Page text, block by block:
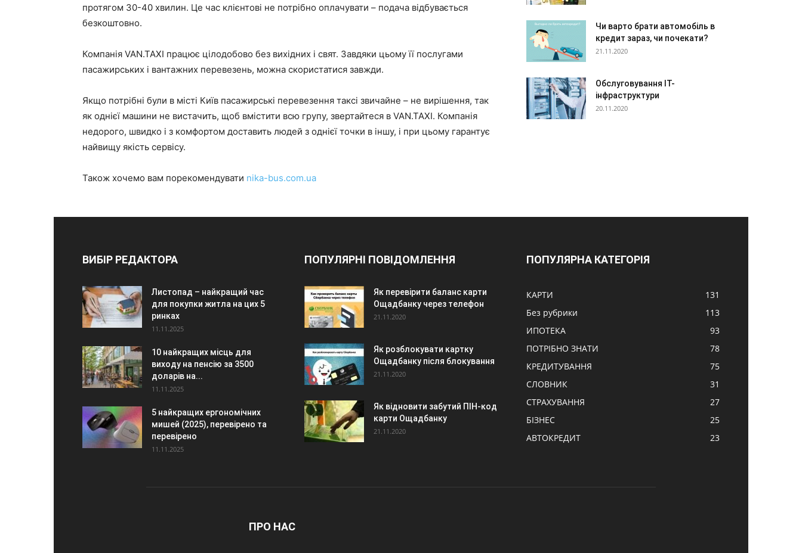
протягом 30-40 хвилин. Це час клієнтові не потрібно оплачувати – подача відбувається
безкоштовно.
Компанія VAN.TAXI працює цілодобово без вихідних і свят. Завдяки цьому її послугами
пасажирських і вантажних перевезень, можна скористатися завжди.
Якщо потрібні були в місті Київ пасажирські перевезення таксі звичайне – не вирішення, так
як однієї машини не вистачить, щоб вмістити всю групу, звертайтеся в VAN.TAXI. Компанія
недорого, швидко і з комфортом доставить людей з однієї точки в іншу, і при цьому гарантує
найвищу якість сервісу.
Також хочемо вам порекомендувати nika-bus.com.ua
Чи варто брати автомобіль в
кредит зараз, чи почекати?
21.11.2020
Обслуговування IT-
інфраструктури
20.11.2020
ВИБІР РЕДАКТОРА
Листопад – найкращий час
для покупки житла на цих 5
ринках
11.11.2025
10 найкращих місць для
виходу на пенсію за 3500
доларів на...
11.11.2025
5 найкращих ергономічних
мишей (2025), перевірено та
перевірено
11.11.2025
ПОПУЛЯРНІ ПОВІДОМЛЕННЯ
Як перевірити баланс карти
Ощадбанку через телефон
21.11.2020
Як розблокувати картку
Ощадбанку після блокування
21.11.2020
Як відновити забутий ПІН-код
карти Ощадбанку
21.11.2020
ПОПУЛЯРНА КАТЕГОРІЯ
КАРТИ
131
Без рубрики
113
ИПОТЕКА
93
ПОТРІБНО ЗНАТИ
78
КРЕДИТУВАННЯ
75
СЛОВНИК
31
СТРАХУВАННЯ
27
БІЗНЕС
25
АВТОКРЕДИТ
23
ПРО НАС